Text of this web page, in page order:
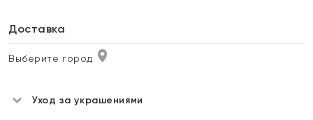
Доставка
Выберите город
Уход за украшениями